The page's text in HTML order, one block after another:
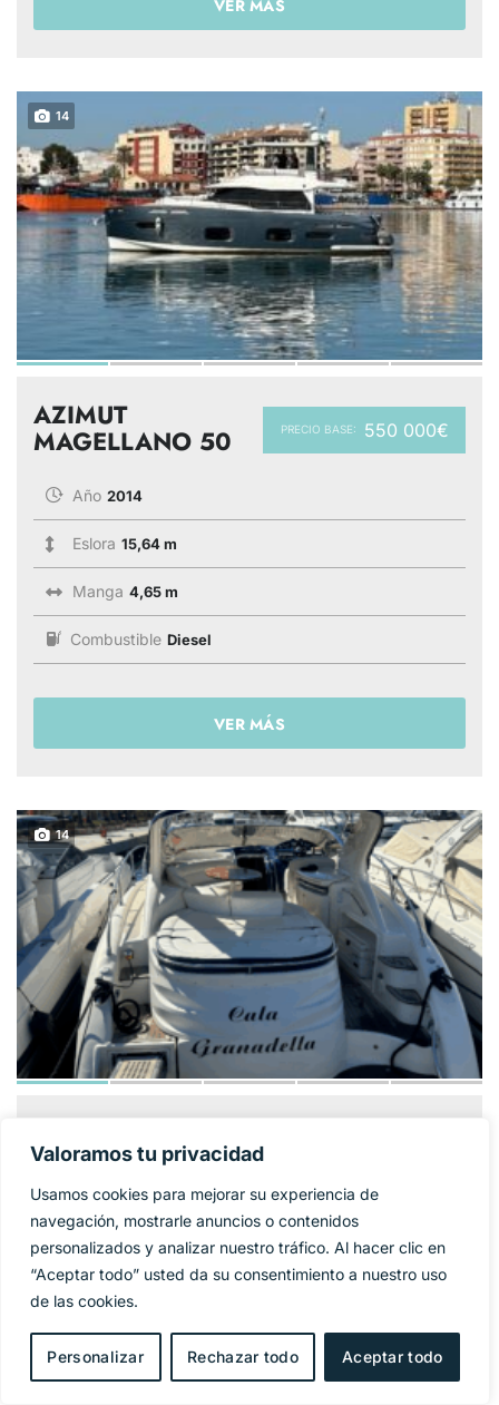
Valoramos tu privacidad
Usamos cookies para mejorar su experiencia de
navegación, mostrarle anuncios o contenidos
personalizados y analizar nuestro tráfico. Al hacer clic en
“Aceptar todo” usted da su consentimiento a nuestro uso
de las cookies.
Personalizar Rechazar todo Aceptar todo
VER MÁS
14
PRECIO BASE: 550 000€
AZIMUT
MAGELLANO 50
Año 2014
Eslora 15,64 m
Manga 4,65 m
Combustible Diesel
VER MÁS
14
42
Año 2005
11,95 m
Manga 4 m
Combustible Diesel